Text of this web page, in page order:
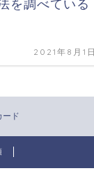
を調べている
2021年8月1
ード